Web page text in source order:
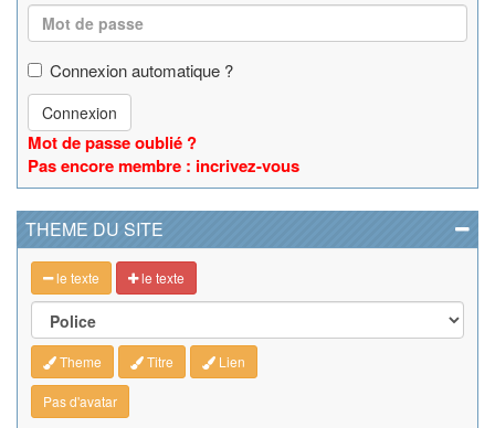
Connexion automatique ?
Connexion
Mot de passe oublié ?
Pas encore membre : incrivez-vous
THEME DU SITE
le texte le texte
Theme Titre Lien
Pas d'avatar